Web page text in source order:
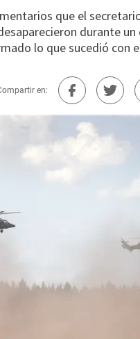
que el
durante
lo que sucedió con
en: